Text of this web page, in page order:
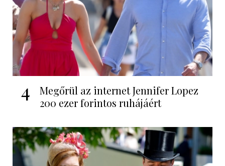
4
Megőrül az internet Jennifer Lopez
200 ezer forintos ruhájáért